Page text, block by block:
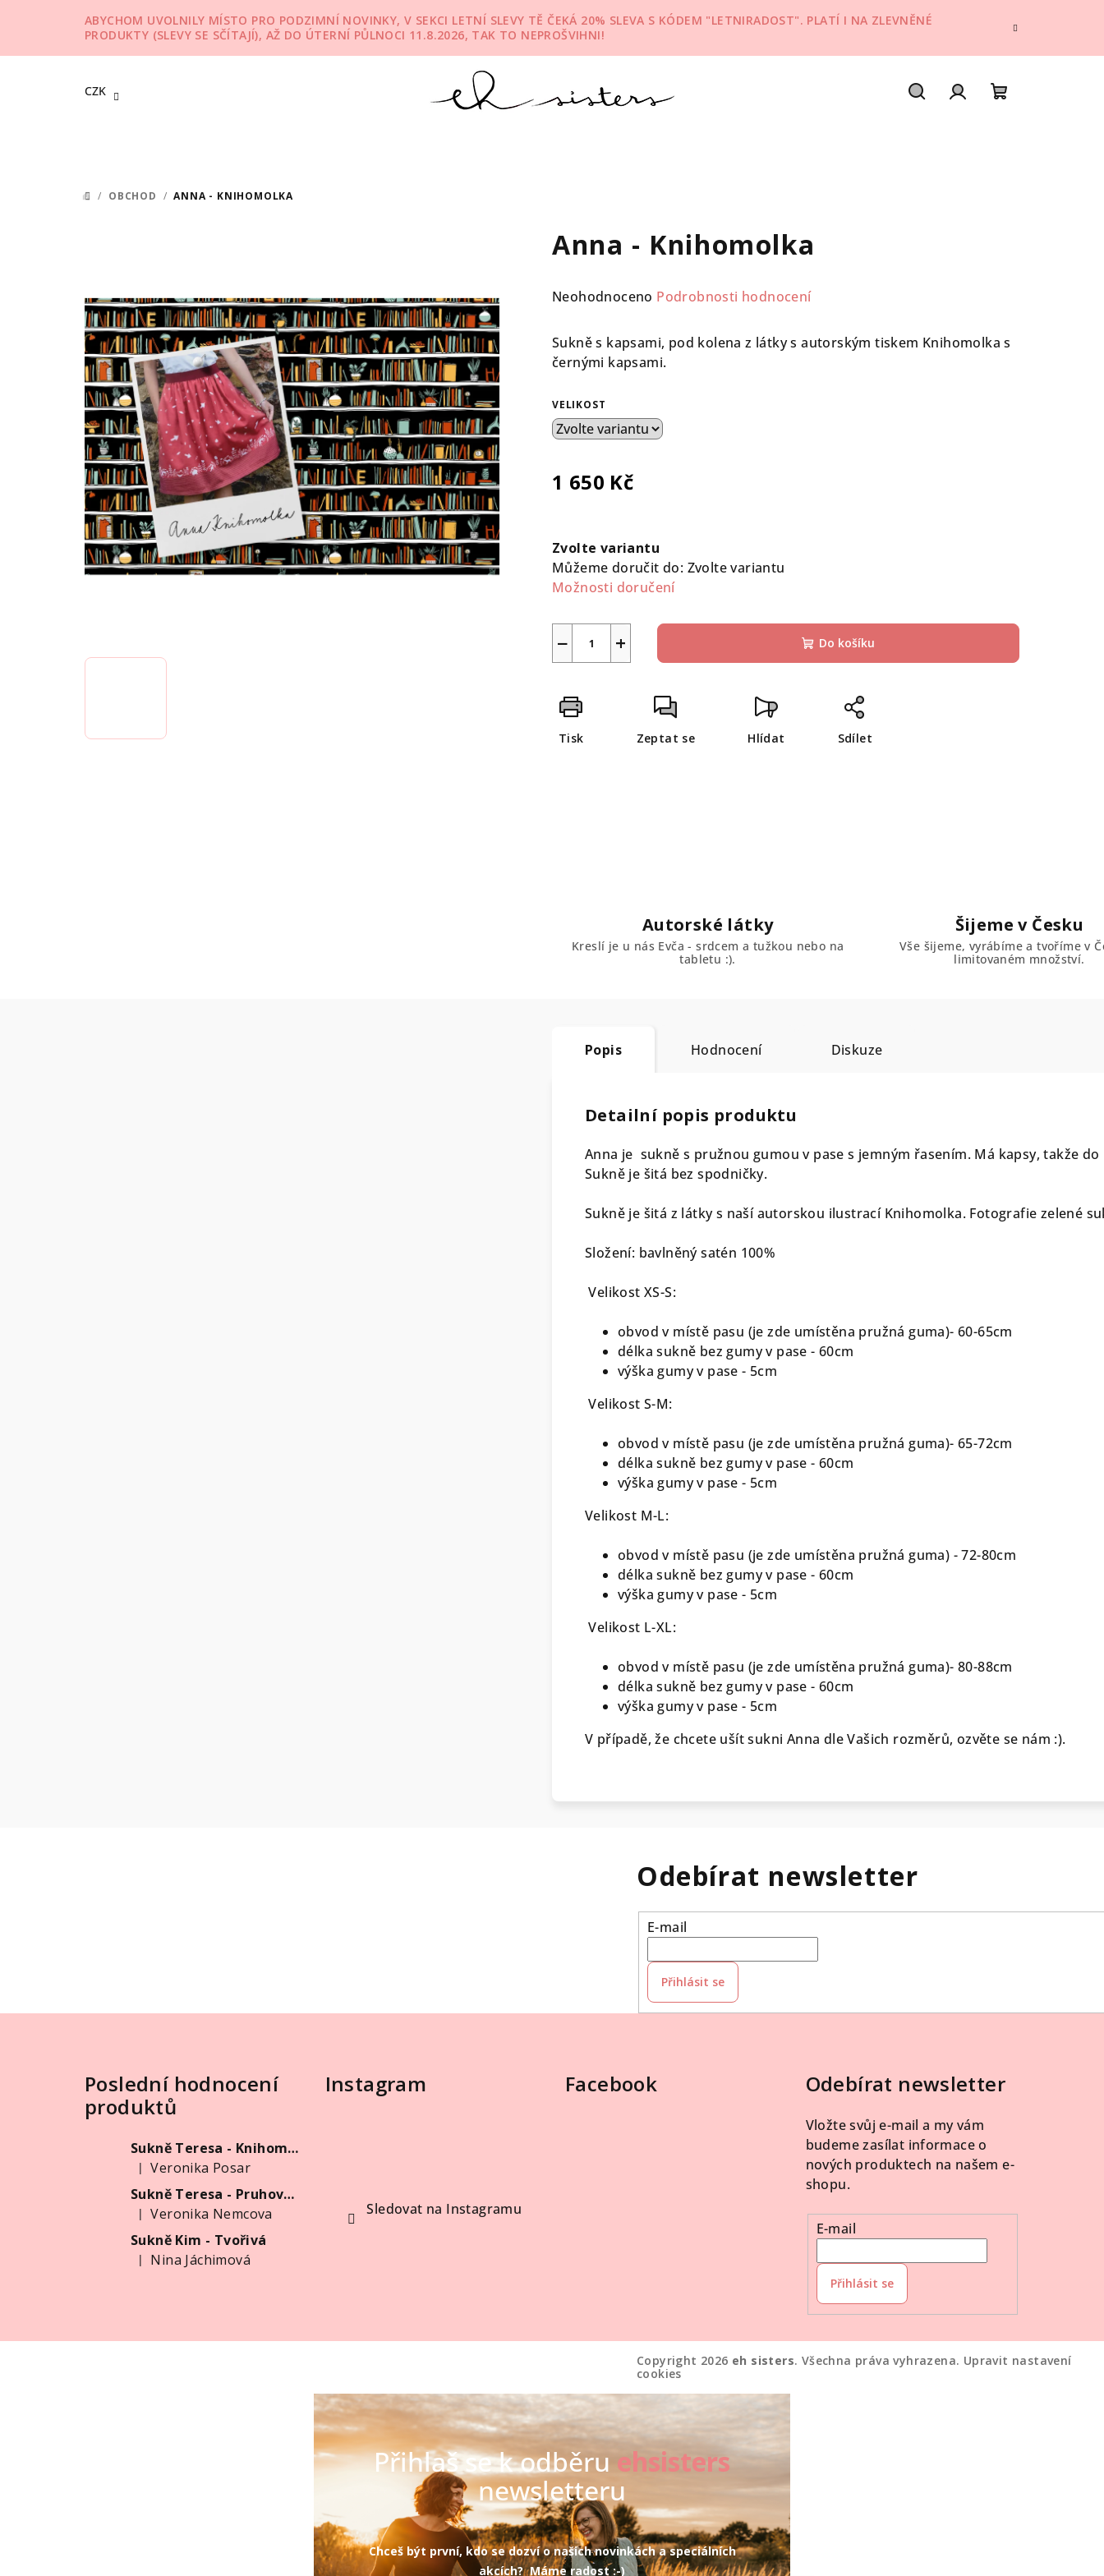
ABYCHOM UVOLNILY MÍSTO PRO PODZIMNÍ NOVINKY, V SEKCI LETNÍ SLEVY TĚ ČEKÁ 20% SLEVA S KÓDEM "LETNIRADOST". PLATÍ I NA ZLEVNĚNÉ
PRODUKTY (SLEVY SE SČÍTAJÍ), AŽ DO ÚTERNÍ PŮLNOCI 11.8.2026, TAK TO NEPROŠVIHNI!
CZK
DOMŮ
/ OBCHOD / ANNA - KNIHOMOLKA
Anna - Knihomolka
Průměrné
produktu
je
5
hvězdiček.
Neohodnoceno Podrobnosti hodnocení
Sukně s kapsami, pod kolena z látky s autorským tiskem Knihomolka s
černými kapsami.
VELIKOST
1 650 Kč
cena:
Zvolte variantu
Můžeme doručit do: Zvolte variantu
Možnosti doručení
+
− Do košíku
Tisk Zeptat se Hlídat Sdílet
Autorské látky
Kreslí je u nás Evča - srdcem a tužkou nebo na
tabletu :).
Šijeme v Česku
Vše šijeme, vyrábíme a tvoříme v
limitovaném množství.
Popis Hodnocení Diskuze
Detailní popis produktu
Anna je sukně s pružnou gumou v pase s jemným řasením. Má kapsy, takže
Sukně je šitá bez spodničky.
Sukně je šitá z látky s naší autorskou ilustrací Knihomolka. Fotografie zelené
Složení: bavlněný satén 100%
Velikost XS-S:
obvod v místě pasu (je zde umístěna pružná guma)- 60-65cm
délka sukně bez gumy v pase - 60cm
výška gumy v pase - 5cm
Velikost S-M:
obvod v místě pasu (je zde umístěna pružná guma)- 65-72cm
délka sukně bez gumy v pase - 60cm
výška gumy v pase - 5cm
Velikost M-L:
obvod v místě pasu (je zde umístěna pružná guma) - 72-80cm
délka sukně bez gumy v pase - 60cm
výška gumy v pase - 5cm
Velikost L-XL:
obvod v místě pasu (je zde umístěna pružná guma)- 80-88cm
délka sukně bez gumy v pase - 60cm
výška gumy v pase - 5cm
V případě, že chcete ušít sukni Anna dle Vašich rozměrů, ozvěte se nám :).
Odebírat newsletter
E-mail
Přihlásit se
Poslední hodnocení
produktů
Sukně Teresa - Knihomolka
Hodnocení produktu je 5 z 5 hvězdiček.
|
Veronika Posar
Sukně Teresa - Pruhovaná
Hodnocení produktu je 5 z 5 hvězdiček.
|
Veronika Nemcova
Sukně Kim - Tvořivá
Hodnocení produktu je 5 z 5 hvězdiček.
| Nina Jáchimová
Instagram
Sledovat na Instagramu
Facebook Odebírat newsletter
Vložte svůj e-mail a my vám
budeme zasílat informace o
nových produktech na našem e-
shopu.
E-mail
Přihlásit se
Copyright 2026 eh sisters. Všechna práva vyhrazena. Upravit nastavení
cookies
Přihlaš se k odběruehsisters
newsletteru
Chceš být první, kdo se dozví o našich novinkách a speciálních
akcích? Máme radost :-)